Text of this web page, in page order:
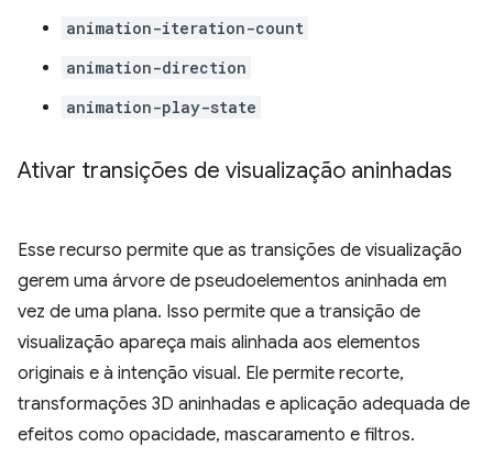
animation-iteration-count
animation-direction
animation-play-state
Ativar transições de visualização aninhadas
Esse recurso permite que as transições de visualização
gerem uma árvore de pseudoelementos aninhada em
vez de uma plana. Isso permite que a transição de
visualização apareça mais alinhada aos elementos
originais e à intenção visual. Ele permite recorte,
transformações 3D aninhadas e aplicação adequada de
efeitos como opacidade, mascaramento e filtros.